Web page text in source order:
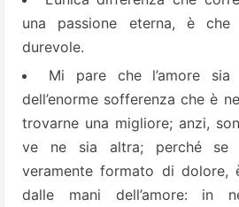
una passione eterna, è
durevole.
Mi pare che l’amore sia
dell’enorme sofferenza che è
trovarne una migliore; anzi,
ve ne sia altra; perché
veramente formato di dolore,
dalle mani dell’amore: in